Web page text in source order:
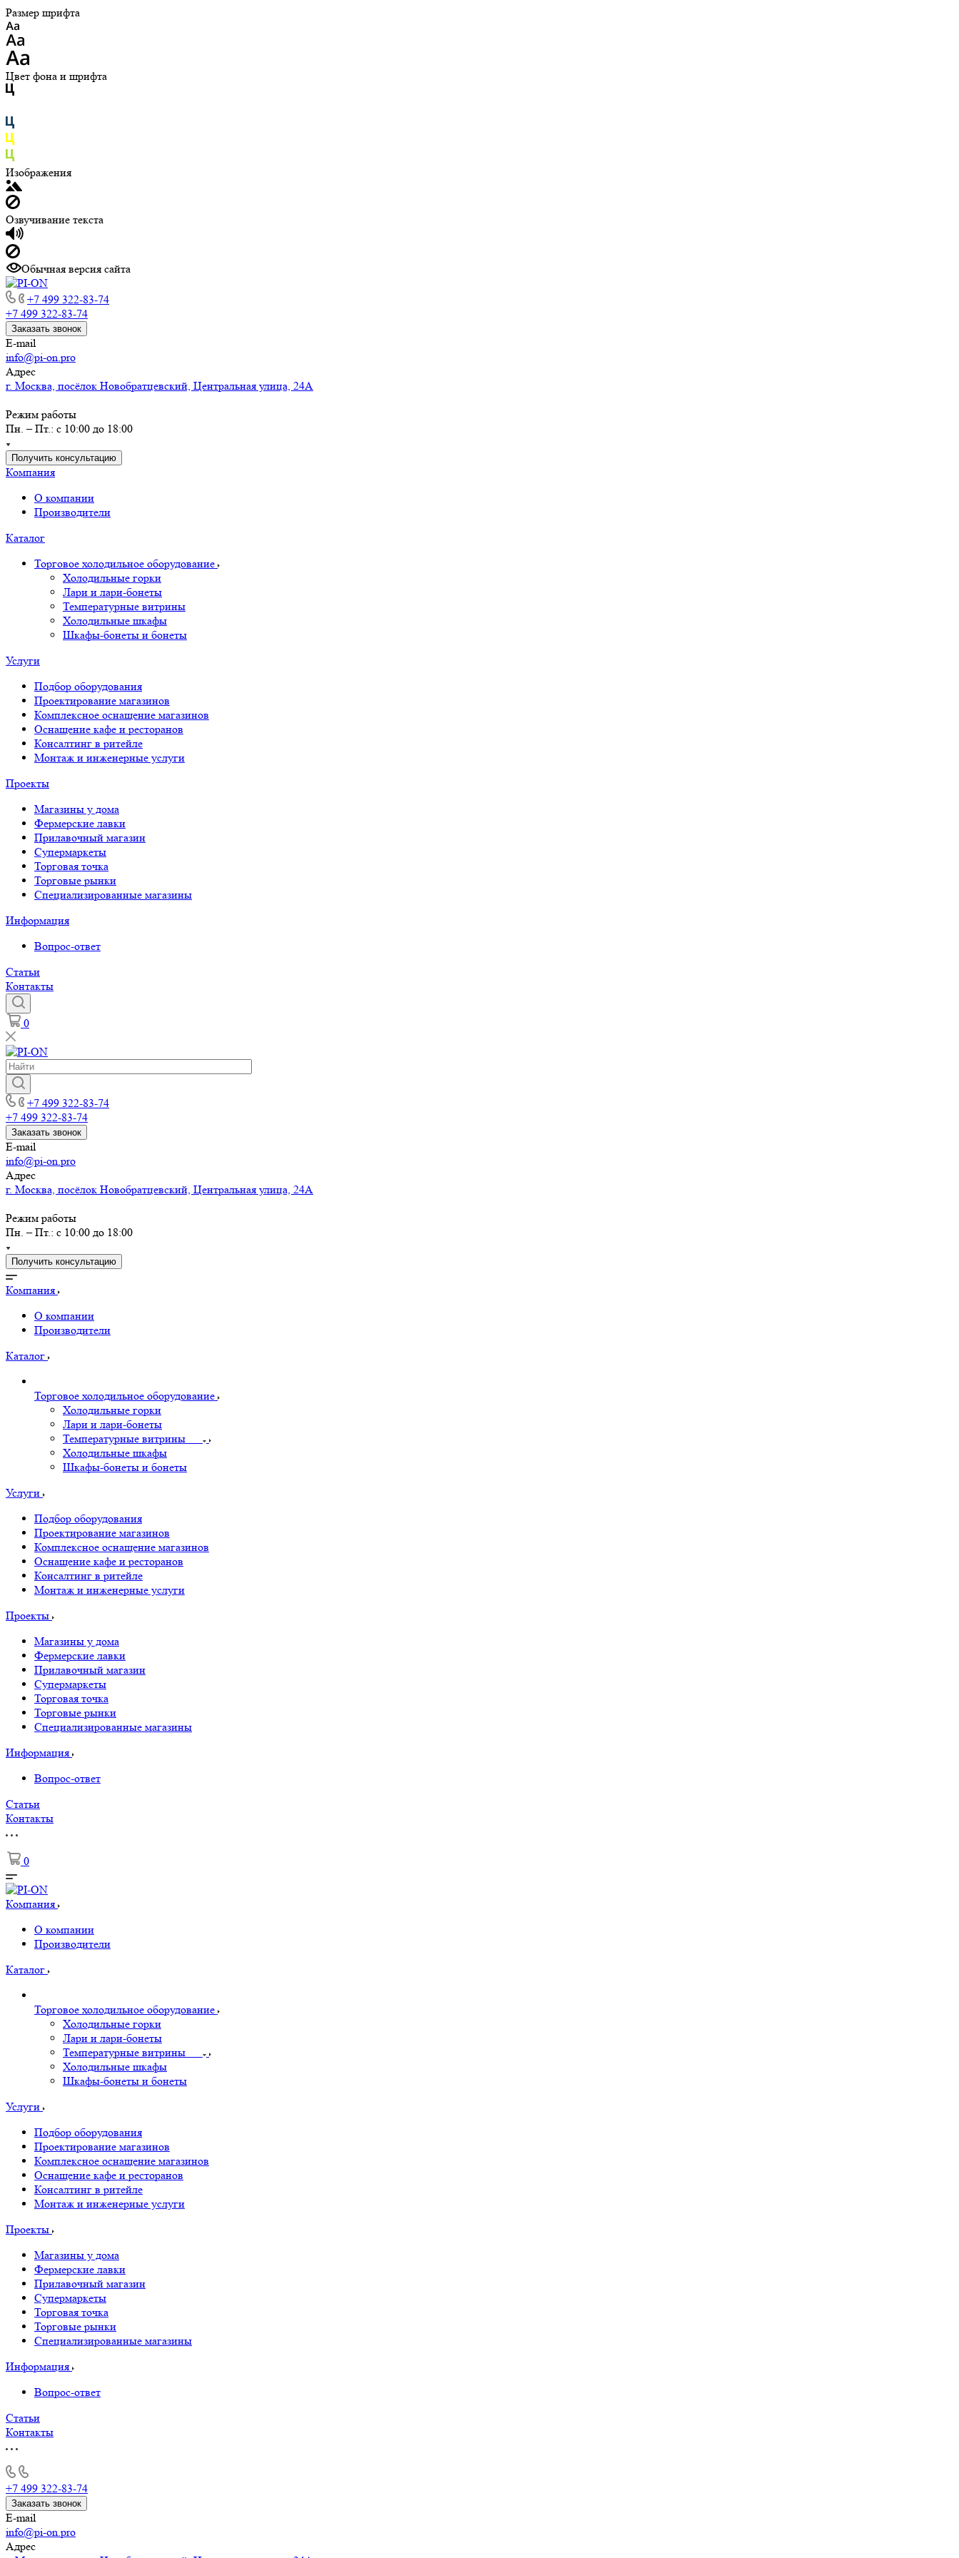
Размер шрифта
Цвет фона и шрифта
Изображения
Озвучивание текста
Обычная версия сайта
+7 499 322-83-74
+7 499 322-83-74
Заказать звонок
E-mail
info@pi-on.pro
Адрес
г. Москва, посёлок Новобратцевский, Центральная улица, 24А
Режим работы
Пн. – Пт.: с 10:00 до 18:00
Получить консультацию
Компания
О компании
Производители
Каталог
Торговое холодильное оборудование
Холодильные горки
Лари и лари-бонеты
Температурные витрины
Холодильные шкафы
Шкафы-бонеты и бонеты
Услуги
Подбор оборудования
Проектирование магазинов
Комплексное оснащение магазинов
Оснащение кафе и ресторанов
Консалтинг в ритейле
Монтаж и инженерные услуги
Проекты
Магазины у дома
Фермерские лавки
Прилавочный магазин
Супермаркеты
Торговая точка
Торговые рынки
Специализированные магазины
Информация
Вопрос-ответ
Статьи
Контакты
0
+7 499 322-83-74
+7 499 322-83-74
Заказать звонок
E-mail
info@pi-on.pro
Адрес
г. Москва, посёлок Новобратцевский, Центральная улица, 24А
Режим работы
Пн. – Пт.: с 10:00 до 18:00
Получить консультацию
Компания
О компании
Производители
Каталог
Торговое холодильное оборудование
Холодильные горки
Лари и лари-бонеты
Температурные витрины
Холодильные шкафы
Шкафы-бонеты и бонеты
Услуги
Подбор оборудования
Проектирование магазинов
Комплексное оснащение магазинов
Оснащение кафе и ресторанов
Консалтинг в ритейле
Монтаж и инженерные услуги
Проекты
Магазины у дома
Фермерские лавки
Прилавочный магазин
Супермаркеты
Торговая точка
Торговые рынки
Специализированные магазины
Информация
Вопрос-ответ
Статьи
Контакты
0
Компания
О компании
Производители
Каталог
Торговое холодильное оборудование
Холодильные горки
Лари и лари-бонеты
Температурные витрины
Холодильные шкафы
Шкафы-бонеты и бонеты
Услуги
Подбор оборудования
Проектирование магазинов
Комплексное оснащение магазинов
Оснащение кафе и ресторанов
Консалтинг в ритейле
Монтаж и инженерные услуги
Проекты
Магазины у дома
Фермерские лавки
Прилавочный магазин
Супермаркеты
Торговая точка
Торговые рынки
Специализированные магазины
Информация
Вопрос-ответ
Статьи
Контакты
+7 499 322-83-74
Заказать звонок
E-mail
info@pi-on.pro
Адрес